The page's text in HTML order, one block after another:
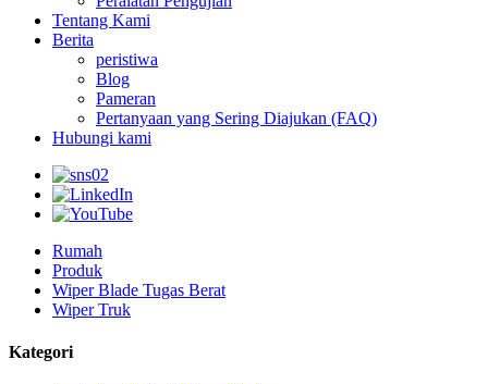
Tentang Kami
Berita
peristiwa
Blog
Pameran
Pertanyaan yang Sering Diajukan (FAQ)
Hubungi kami
Rumah
Produk
Wiper Blade Tugas Berat
Wiper Truk
Kategori